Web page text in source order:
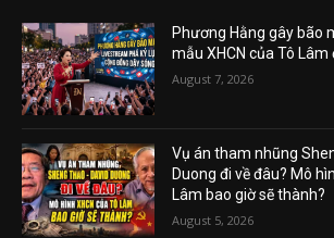
Phương Hằng gây bão
mẫu XHCN của Tô Lâm
August 7, 2026
Vụ án tham nhũng
Duong đi về đâu? Mô
Lâm bao giờ sẽ thành?
August 5, 2026